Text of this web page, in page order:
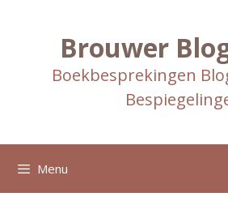
Brouwer
Boekbesprekingen
Menu